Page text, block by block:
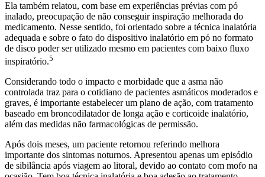
Ela também relatou, com base em experiências prévias com pó
inalado, preocupação de não conseguir inspiração melhorada do
medicamento. Nesse sentido, foi orientado sobre a técnica inalatória
adequada e sobre o fato do dispositivo inalatório em pó no formato
de disco poder ser utilizado mesmo em pacientes com baixo fluxo
inspiratório.5
Considerando todo o impacto e morbidade que a asma não
controlada traz para o cotidiano de pacientes asmáticos moderados e
graves, é importante estabelecer um plano de ação, com tratamento
baseado em broncodilatador de longa ação e corticoide inalatório,
além das medidas não farmacológicas de permissão.
Após dois meses, um paciente retornou referindo melhora
importante dos sintomas noturnos. Apresentou apenas um episódio
de sibilância após viagem ao litoral, devido ao contato com mofo na